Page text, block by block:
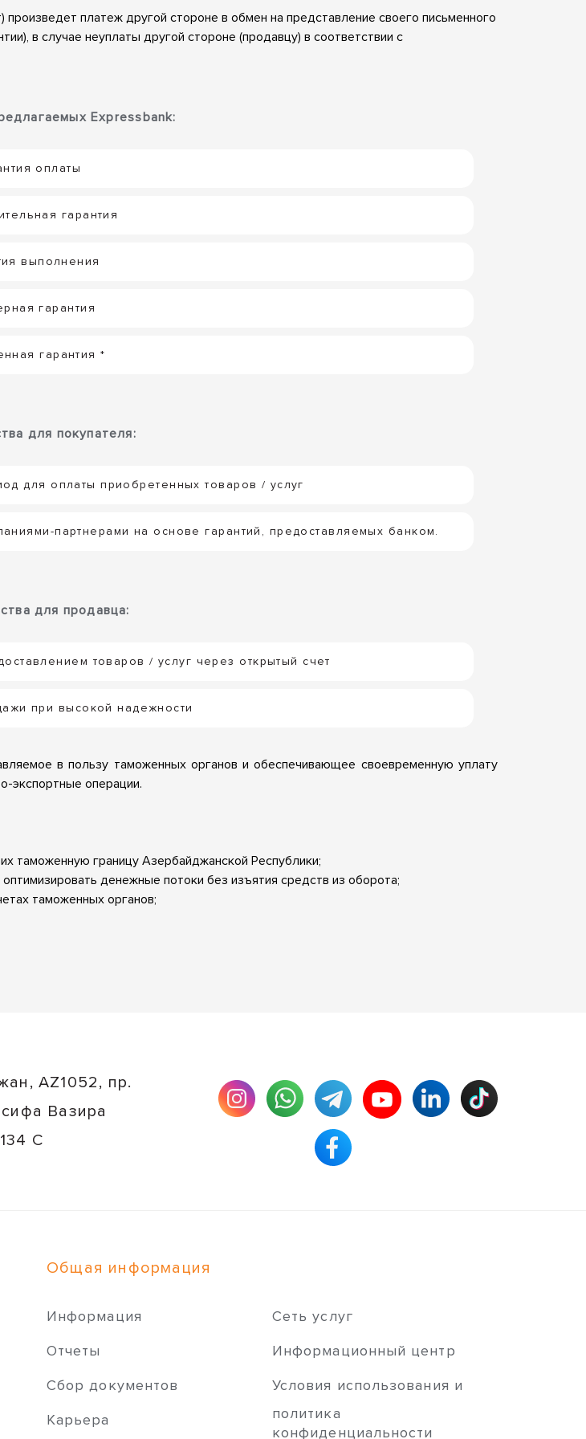
произведет платеж другой стороне в обмен на представление своего письменного
в случае неуплаты другой стороне (продавцу) в соответствии с
Expressbank:
оплаты
гарантия
выполнения
гарантия
гарантия *
для покупателя:
для оплаты приобретенных товаров / услуг
партнерами на основе гарантий, предоставляемых банком.
для продавца:
товаров / услуг через открытый счет
при высокой надежности
в пользу таможенных органов и обеспечивающее своевременную уплату
экспортные операции.
таможенную границу Азербайджанской Республики;
денежные потоки без изъятия средств из оборота;
таможенных органов;
AZ1052, пр.
Вазира
C
Общая информация
Информация
Отчеты
Сбор документов
Карьера
Сеть услуг
Информационный центр
Условия использования и
политика
конфиденциальности